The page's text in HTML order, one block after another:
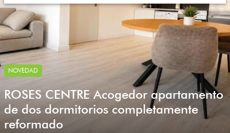
NOVEDAD
ROSES CENTRE Acogedor apartamento
de dos dormitorios completamente
reformado